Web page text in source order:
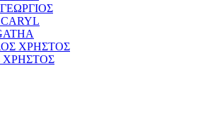
ΧΡΗΣΤΟΣ